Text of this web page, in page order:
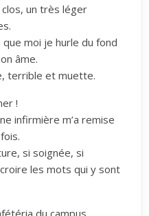
un très léger
moi je hurle du fond
âme.
terrible et muette.
!
infirmière m’a remise
si soignée, si
les mots qui y sont
du campus,